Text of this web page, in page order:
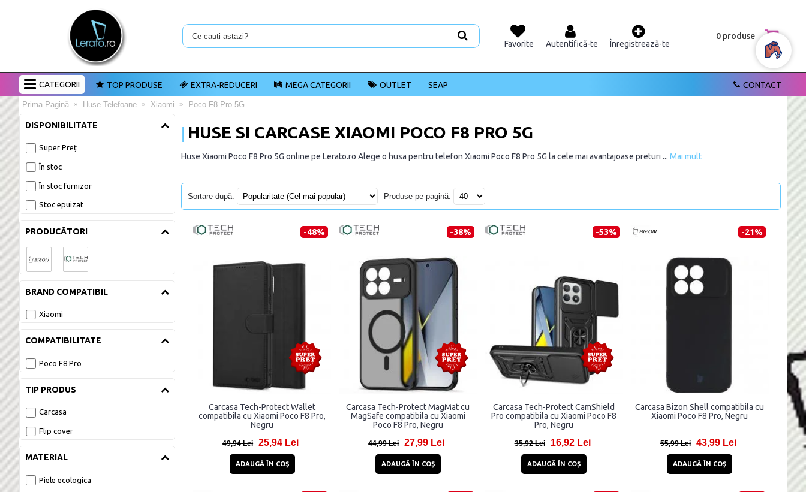
Favorite Autentifică-te Înregistrează-te
0 produse
CATEGORII CONTACT
TOP PRODUSE EXTRA-REDUCERI MEGA CATEGORII OUTLET SEAP
Prima Pagină Huse Telefoane Xiaomi Poco F8 Pro 5G
DISPONIBILITATE
Super Preț
În stoc
În stoc furnizor
Stoc epuizat
PRODUCĂTORI
BRAND COMPATIBIL
Xiaomi
COMPATIBILITATE
Poco F8 Pro
TIP PRODUS
Carcasa
Flip cover
MATERIAL
Piele ecologica
HUSE SI CARCASE XIAOMI POCO F8 PRO 5G
Huse Xiaomi Poco F8 Pro 5G online pe Lerato.ro Alege o husa pentru telefon Xiaomi Poco F8 Pro 5G la cele mai avantajoase preturi ... Mai mult
Sortare după: Produse pe pagină:
-48%
Carcasa Tech-Protect Wallet
compatibila cu Xiaomi Poco F8 Pro,
Negru
49,94 Lei 25,94 Lei
ADAUGĂ ÎN COŞ
-38%
Carcasa Tech-Protect MagMat cu
MagSafe compatibila cu Xiaomi
Poco F8 Pro, Negru
44,99 Lei 27,99 Lei
ADAUGĂ ÎN COŞ
-53%
Carcasa Tech-Protect CamShield
Pro compatibila cu Xiaomi Poco F8
Pro, Negru
35,92 Lei 16,92 Lei
ADAUGĂ ÎN COŞ
-21%
Carcasa Bizon Shell compatibila cu
Xiaomi Poco F8 Pro, Negru
55,99 Lei 43,99 Lei
ADAUGĂ ÎN COŞ